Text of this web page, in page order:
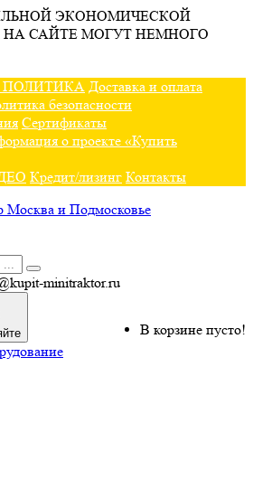
ЭКОНОМИЧЕСКОЙ
САЙТЕ МОГУТ НЕМНОГО
ПОЛИТИКА Доставка и оплата
безопасности
Сертификаты
о проекте «Купить
Кредит/лизинг Контакты
minitraktor.ru
В корзине пусто!